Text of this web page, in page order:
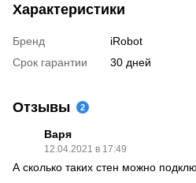
Характеристики
Бренд
iRobot
Срок гарантии
30 дней
Отзывы 2
Варя
12.04.2021 в 17:49
А сколько таких стен можно